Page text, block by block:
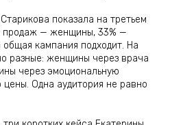
показала на третьем
продаж — женщины, 33% —
кампания подходит. На
разные: женщины через врача
через эмоциональную
Одна аудитория не равно